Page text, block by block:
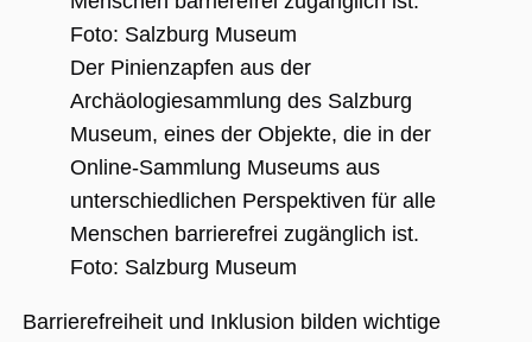
Der Pinienzapfen aus der
Archäologiesammlung des Salzburg
Museum, eines der Objekte, die in der
Online-Sammlung Museums aus
unterschiedlichen Perspektiven für alle
Menschen barrierefrei zugänglich ist.
Foto: Salzburg Museum
Barrierefreiheit und Inklusion bilden wichtige
Unbedingt erforderliche Cookies ermöglichen
wesentliche Kernfunktionen der Website wie
die Benutzeranmeldung und die
Kontoverwaltung. Ohne die unbedingt
ordnungsgemäß verwendet werden.
Name
Anbieter / Domäne Ablaufdatum
CookieScriptConsent
CookieScript
.museumsguide.net
1 Jahr 1
Monat